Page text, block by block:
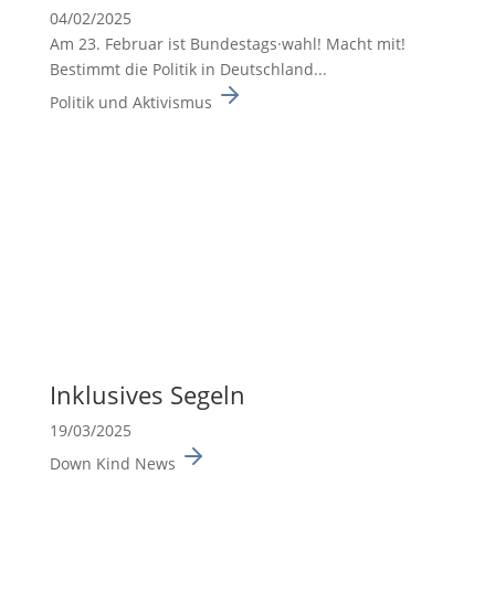
04/02/2025
Am 23. Februar ist Bundes­tags·wahl! Macht mit!
Bestimmt die Politik in Deutsch­land...
Politik und Aktivismus
Inklu­sives Segeln
19/03/2025
Down Kind News